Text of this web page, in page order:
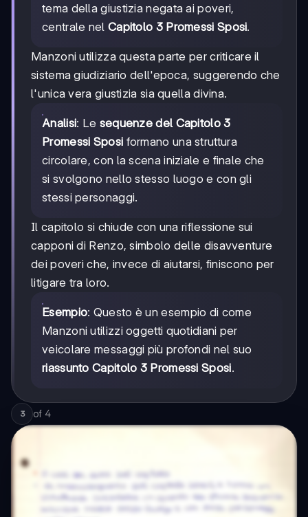
tema della giustizia negata ai poveri,
centrale nel Capitolo 3 Promessi Sposi.
Manzoni utilizza questa parte per criticare il
sistema giudiziario dell'epoca, suggerendo che
l'unica vera giustizia sia quella divina.
Analisi: Le sequenze del Capitolo 3
Promessi Sposi formano una struttura
circolare, con la scena iniziale e finale che
si svolgono nello stesso luogo e con gli
stessi personaggi.
Il capitolo si chiude con una riflessione sui
capponi di Renzo, simbolo delle disavventure
dei poveri che, invece di aiutarsi, finiscono per
litigare tra loro.
Esempio: Questo è un esempio di come
Manzoni utilizzi oggetti quotidiani per
veicolare messaggi più profondi nel suo
riassunto Capitolo 3 Promessi Sposi.
3 of 4